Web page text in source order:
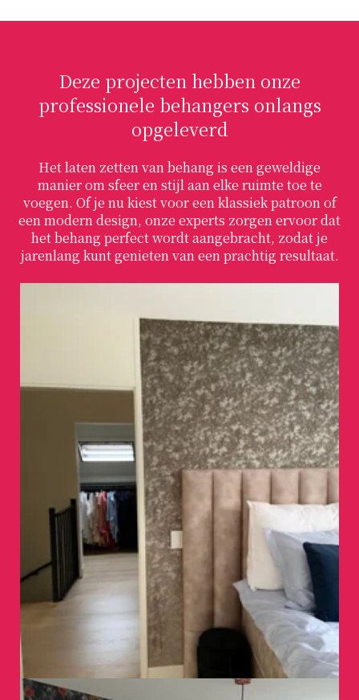
Deze projecten hebben onze
professionele behangers onlangs
opgeleverd
Het laten zetten van behang is een geweldige
manier om sfeer en stijl aan elke ruimte toe te
voegen. Of je nu kiest voor een klassiek patroon of
een modern design, onze experts zorgen ervoor dat
het behang perfect wordt aangebracht, zodat je
jarenlang kunt genieten van een prachtig resultaat.